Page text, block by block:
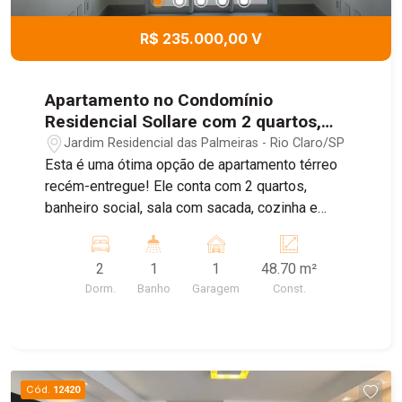
R$ 235.000,00 V
Apartamento no Condomínio
Residencial Sollare com 2 quartos,
48,70m² - Jardim Residencial das
Palmeiras, Rio Claro/SP - Sollare
Residencial
Jardim Residencial das Palmeiras - Rio Claro/SP
Esta é uma ótima opção de apartamento térreo
recém-entregue! Ele conta com 2 quartos,
banheiro social, sala com sacada, cozinha e
condomínio oferece diversas opções de lazer,
como portaria 24h, quadra, playground e 2
quiosques com churrasqueira. Agende sua visita
2
Dorm.
1
Banho
1
Garagem
48.70 m²
Const.
Cód. 12420